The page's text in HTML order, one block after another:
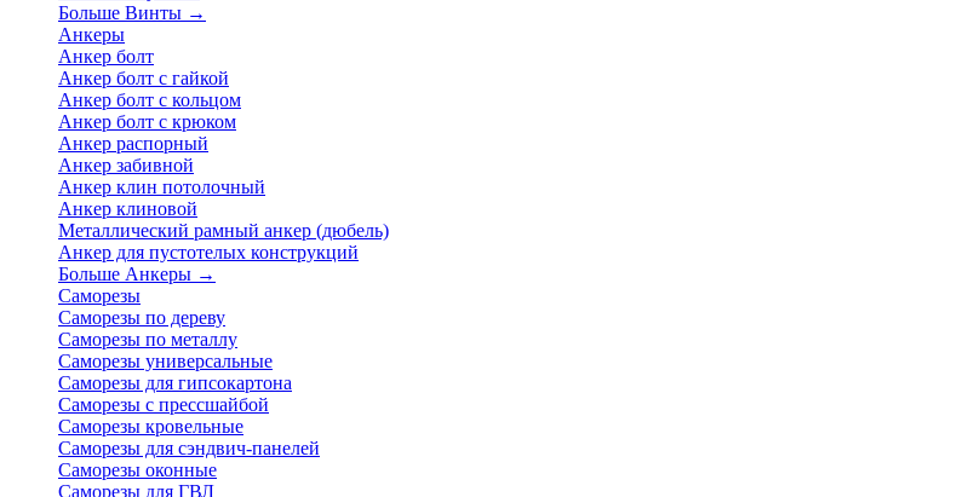
Больше Винты →
Анкеры
Анкер болт
Анкер болт с гайкой
Анкер болт с кольцом
Анкер болт с крюком
Анкер распорный
Анкер забивной
Анкер клин потолочный
Анкер клиновой
Металлический рамный анкер (дюбель)
Анкер для пустотелых конструкций
Больше Анкеры →
Саморезы
Саморезы по дереву
Саморезы по металлу
Саморезы универсальные
Саморезы для гипсокартона
Саморезы с прессшайбой
Саморезы кровельные
Саморезы для сэндвич-панелей
Саморезы оконные
Саморезы для ГВЛ